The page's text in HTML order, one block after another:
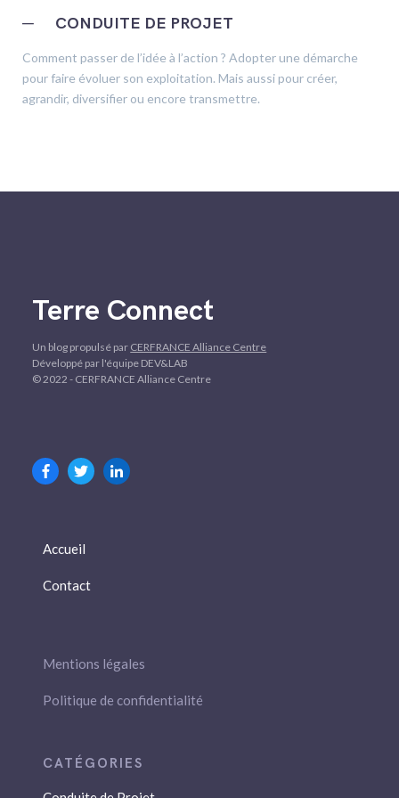
─ CONDUITE DE PROJET
Comment passer de l’idée à l’action ? Adopter une démarche
pour faire évoluer son exploitation. Mais aussi pour créer,
agrandir, diversifier ou encore transmettre.
Terre Connect
Un blog propulsé par CERFRANCE Alliance Centre
Développé par l'équipe DEV&LAB
© 2022 - CERFRANCE Alliance Centre
Accueil
Contact
Mentions légales
Politique de confidentialité